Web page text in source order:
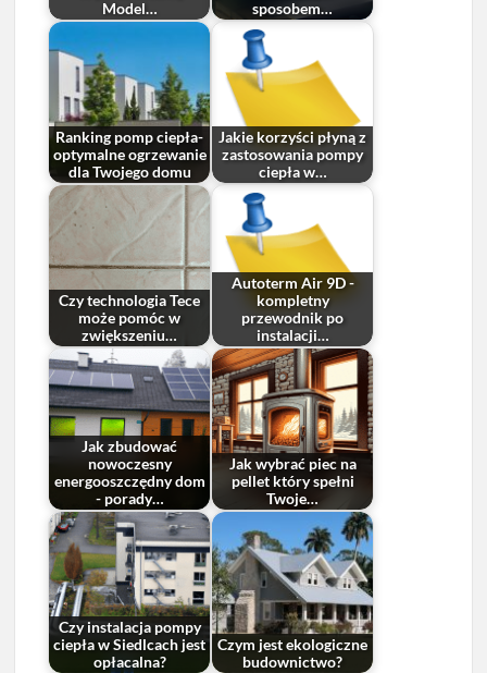
Model…
sposobem…
Ranking pomp ciepła-
optymalne ogrzewanie
dla Twojego domu
Jakie korzyści płyną z
zastosowania pompy
ciepła w…
Czy technologia Tece
może pomóc w
zwiększeniu…
Autoterm Air 9D -
kompletny
przewodnik po
instalacji…
Jak zbudować
nowoczesny
energooszczędny dom
- porady…
Jak wybrać piec na
pellet który spełni
Twoje…
Czy instalacja pompy
ciepła w Siedlcach jest
opłacalna?
Czym jest ekologiczne
budownictwo?